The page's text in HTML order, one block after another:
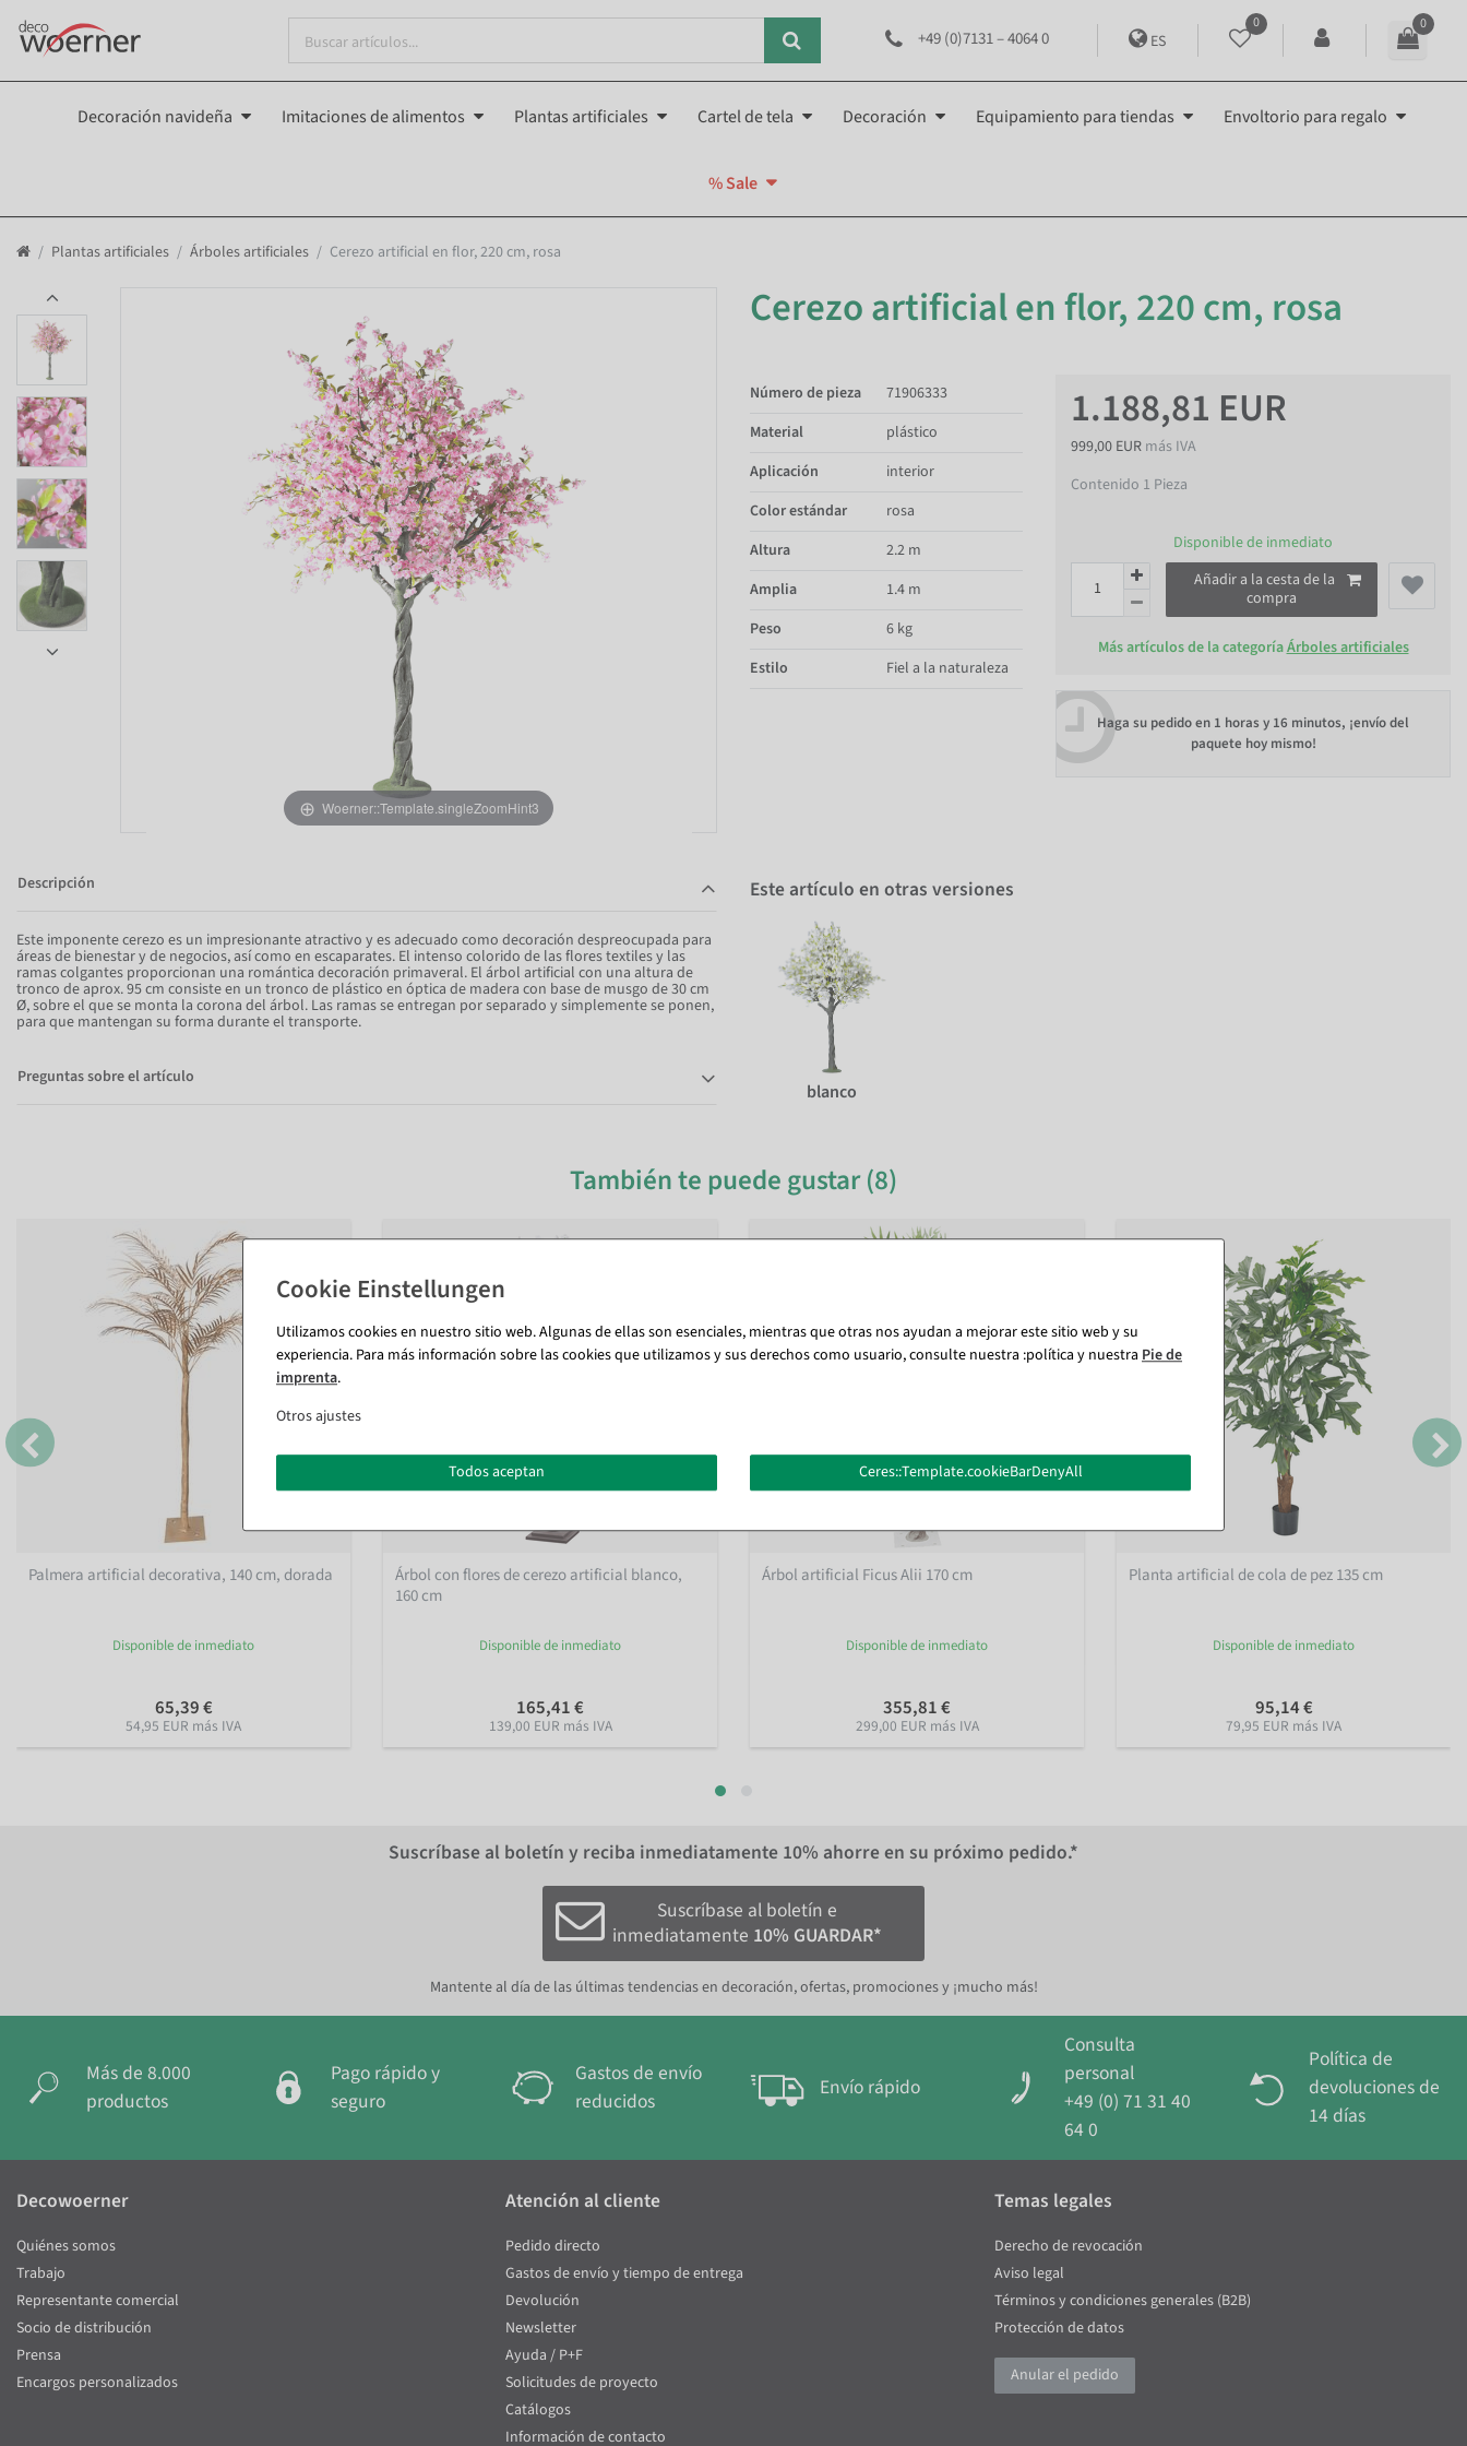
+49 (0)7131 – 4064 0 ES
0 0
Decoración navideña Imitaciones de alimentos Plantas artificiales Cartel de tela Decoración Equipamiento para tiendas Envoltorio para regalo
% Sale
Plantas artificiales Árboles artificiales Cerezo artificial en flor, 220 cm, rosa
Item 1 of 8
Woerner::Template.singleZoomHint3
Cerezo artificial en flor, 220 cm, rosa
1.188,81 EUR
999,00 EUR más IVA
Contenido 1 Pieza
Disponible de inmediato
Añadir a la cesta de la
compra
Más artículos de la categoríaÁrboles artificiales
Haga su pedido en 1 horas y 16 minutos, ¡envío del
paquete hoy mismo!
Número de pieza
71906333
Material
plástico
Aplicación
interior
Color estándar
rosa
Altura
2.2 m
Amplia
1.4 m
Peso
6 kg
Estilo
Fiel a la naturaleza
Descripción
Este imponente cerezo es un impresionante atractivo y es adecuado como decoración despreocupada para
áreas de bienestar y de negocios, así como en escaparates. El intenso colorido de las flores textiles y las
ramas colgantes proporcionan una romántica decoración primaveral. El árbol artificial con una altura de
tronco de aprox. 95 cm consiste en un tronco de plástico en óptica de madera con base de musgo de 30 cm
Ø, sobre el que se monta la corona del árbol. Las ramas se entregan por separado y simplemente se ponen,
para que mantengan su forma durante el transporte.
Preguntas sobre el artículo
Este artículo en otras versiones
blanco
También te puede gustar (8)
Palmera artificial decorativa, 140 cm, dorada
Disponible de inmediato
65,39 €
54,95 EUR más IVA
Árbol con flores de cerezo artificial blanco,
160 cm
Disponible de inmediato
165,41 €
139,00 EUR más IVA
Árbol artificial Ficus Alii 170 cm
Disponible de inmediato
355,81 €
299,00 EUR más IVA
Planta artificial de cola de pez 135 cm
Disponible de inmediato
95,14 €
79,95 EUR más IVA
Suscríbase al boletín y reciba inmediatamente 10% ahorre en su próximo pedido.*
Suscríbase al boletín e
inmediatamente 10% GUARDAR*
Mantente al día de las últimas tendencias en decoración, ofertas, promociones y ¡mucho más!
Más de 8.000
productos
Pago rápido y
seguro
Gastos de envío
reducidos
Envío rápido
Consulta
personal
+49 (0) 71 31 40
64 0
Política de
devoluciones de
14 días
Utilizamos cookies en nuestro sitio web. Algunas de ellas son esenciales, mientras que otras nos ayudan a mejorar este sitio web y su
experiencia. Para más información sobre las cookies que utilizamos y sus derechos como usuario, consulte nuestra :política y nuestra Pie de
imprenta.
Otros ajustes
Todos aceptan Ceres::Template.cookieBarDenyAll
Decowoerner
Quiénes somos
Trabajo
Representante comercial
Socio de distribución
Prensa
Encargos personalizados
Atención al cliente
Pedido directo
Gastos de envío y tiempo de entrega
Devolución
Newsletter
Ayuda / P+F
Solicitudes de proyecto
Catálogos
Información de contacto
Temas legales
Derecho de revocación
Aviso legal
Términos y condiciones generales (B2B)
Protección de datos
Anular el pedido